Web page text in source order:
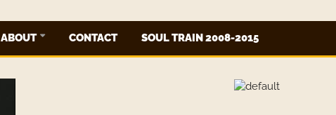
ABOUT CONTACT SOUL TRAIN 2008-2015